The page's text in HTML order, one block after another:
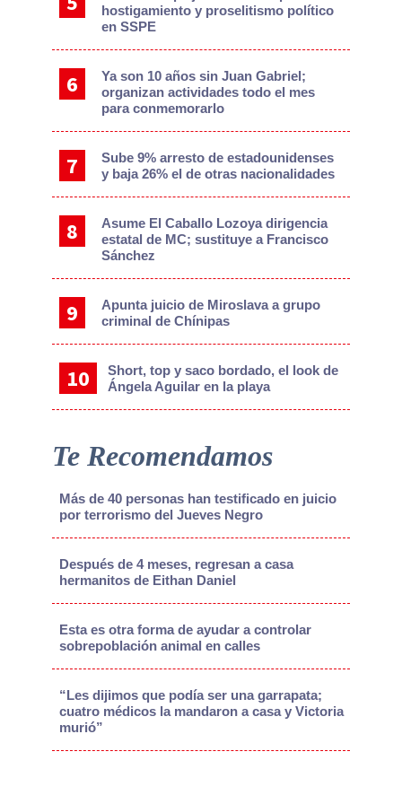
hostigamiento y proselitismo político
en SSPE
Ya son 10 años sin Juan Gabriel;
organizan actividades todo el mes
para conmemorarlo
Sube 9% arresto de estadounidenses
y baja 26% el de otras nacionalidades
Asume El Caballo Lozoya dirigencia
estatal de MC; sustituye a Francisco
Sánchez
Apunta juicio de Miroslava a grupo
criminal de Chínipas
Short, top y saco bordado, el look de
Ángela Aguilar en la playa
Te Recomendamos
Más de 40 personas han testificado en juicio
por terrorismo del Jueves Negro
Después de 4 meses, regresan a casa
hermanitos de Eithan Daniel
Esta es otra forma de ayudar a controlar
sobrepoblación animal en calles
“Les dijimos que podía ser una garrapata;
cuatro médicos la mandaron a casa y Victoria
murió”